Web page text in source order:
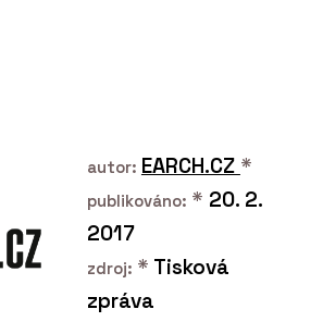
Křeslo Flexi Lounge - LD
Seating
autor: EARCH.CZ *
publikováno: * 20. 2.
2017
zdroj: * Tisková
zpráva